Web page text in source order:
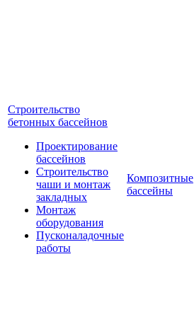
Строительство
бетонных бассейнов
Проектирование
бассейнов
Строительство
чаши и монтаж
закладных
Монтаж
оборудования
Пусконаладочные
работы
Композитные
бассейны